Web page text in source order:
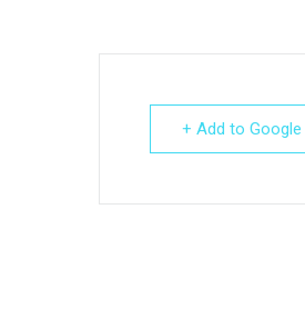
+ Add to Google